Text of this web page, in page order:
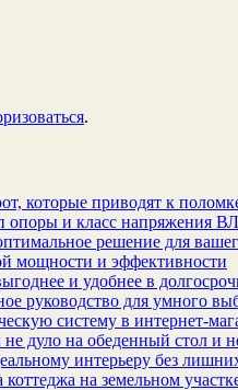
.
которые приводят к
и класс напряжения
решение для
мощности и эффективности
и удобнее в
руководство для умного
систему в
дуло на обеденный стол и
интерьеру без
на земельном